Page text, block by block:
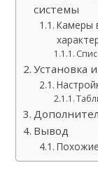
системы
Камеры
Установка
Вывод